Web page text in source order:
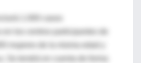
en los centros participantes de
Se tendrá en cuenta de forma